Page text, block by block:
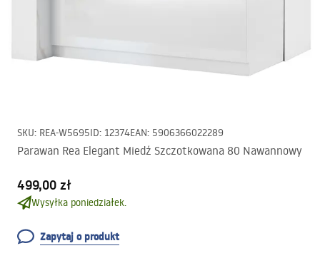
SKU: REA-W5695ID: 12374EAN: 5906366022289
Parawan Rea Elegant Miedź Szczotkowana 80 Nawannowy
499,00 zł
Wysyłka poniedziałek.
Zapytaj o produkt